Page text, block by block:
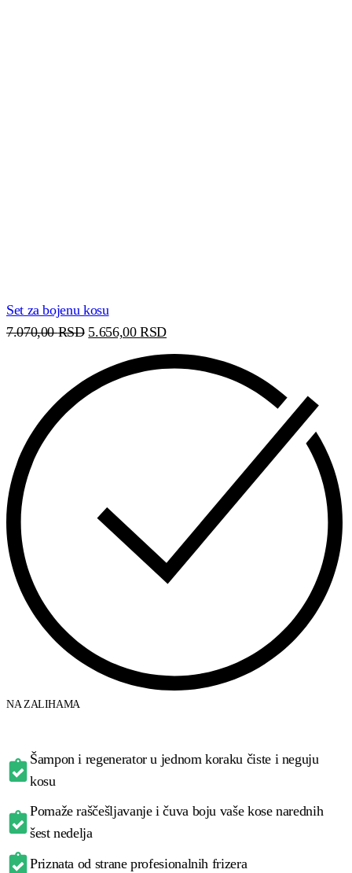
Set za bojenu kosu
7.070,00RSD 5.656,00RSD
NA ZALIHAMA
Šampon i regenerator u jednom koraku čiste i neguju
kosu
Pomaže raščešljavanje i čuva boju vaše kose narednih
šest nedelja
Priznata od strane profesionalnih frizera